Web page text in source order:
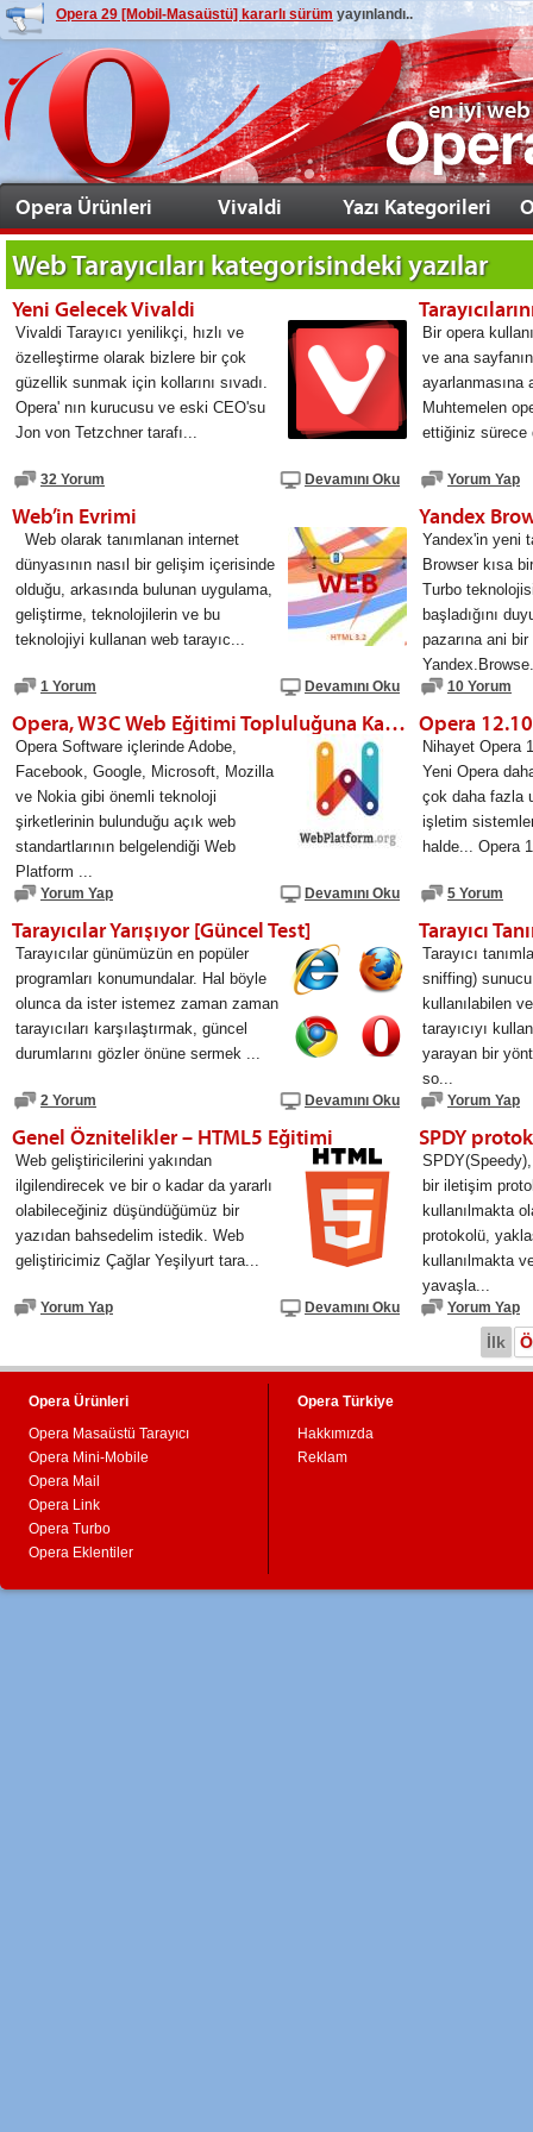
Opera 29 [Mobil-Masaüstü] kararlı sürümyayınlandı..
en iyi
Opera Ürünleri Vivaldi Yazı Kategorileri
Web Tarayıcıları kategorisindeki yazılar
Yeni Gelecek Vivaldi
Vivaldi Tarayıcı yenilikçi, hızlı ve
özelleştirme olarak bizlere bir çok
güzellik sunmak için kollarını sıvadı.
Opera' nın kurucusu ve eski CEO'su
Jon von Tetzchner tarafı...
32 Yorum Devamını Oku
Bir opera
ve ana
ayarlanmasına
Muhtemelen
ettiğiniz sürece
Yorum Yap
Web’in Evrimi
Web olarak tanımlanan internet
dünyasının nasıl bir gelişim içerisinde
olduğu, arkasında bulunan uygulama,
geliştirme, teknolojilerin ve bu
teknolojiyi kullanan web tarayıc...
1 Yorum Devamını Oku
Yandex'in yeni
Browser kısa
Turbo
başladığını
pazarına ani
10 Yorum
Opera, W3C Web Eğitimi Topluluğuna Katıldı [webplatform.org]
Opera Software içlerinde Adobe,
Facebook, Google, Microsoft, Mozilla
ve Nokia gibi önemli teknoloji
şirketlerinin bulunduğu açık web
standartlarının belgelendiği Web
Platform ...
Yorum Yap Devamını Oku
Opera
Nihayet Opera
Yeni Opera
çok daha fazla
işletim
halde... Opera
5 Yorum
Tarayıcılar Yarışıyor [Güncel Test]
Tarayıcılar günümüzün en popüler
programları konumundalar. Hal böyle
olunca da ister istemez zaman zaman
tarayıcıları karşılaştırmak, güncel
durumlarını gözler önüne sermek ...
2 Yorum Devamını Oku
Tarayıcı
Tarayıcı
sniffing)
kullanılabilen
tarayıcıyı
yarayan bir
so...
Yorum Yap
Genel Öznitelikler – HTML5 Eğitimi
Web geliştiricilerini yakından
ilgilendirecek ve bir o kadar da yararlı
olabileceğiniz düşündüğümüz bir
yazıdan bahsedelim istedik. Web
geliştiricimiz Çağlar Yeşilyurt tara...
Yorum Yap Devamını Oku
bir iletişim
kullanılmakta
protokolü,
kullanılmakta
yavaşla...
Yorum Yap
İlk
Opera Ürünleri
Opera Masaüstü Tarayıcı
Opera Mini-Mobile
Opera Mail
Opera Link
Opera Turbo
Opera Eklentiler
Opera Türkiye
Hakkımızda
Reklam